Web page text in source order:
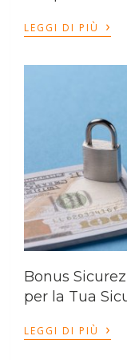
LEGGI DI PIÙ ›
Bonus
per la Tua
LEGGI DI PIÙ ›